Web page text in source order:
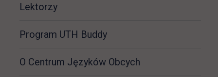
Lektorzy
Program UTH Buddy
O Centrum Języków Obcych